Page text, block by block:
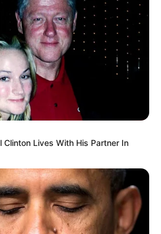
Online &
Auto
Lives With His Partner In